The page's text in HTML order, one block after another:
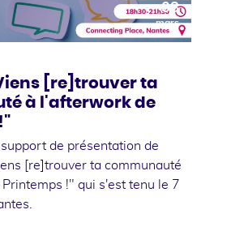
08
mars
[re]trouver ta
à l'afterwork de
de présentation de
[re]trouver ta communauté
!" qui s'est tenu le 7